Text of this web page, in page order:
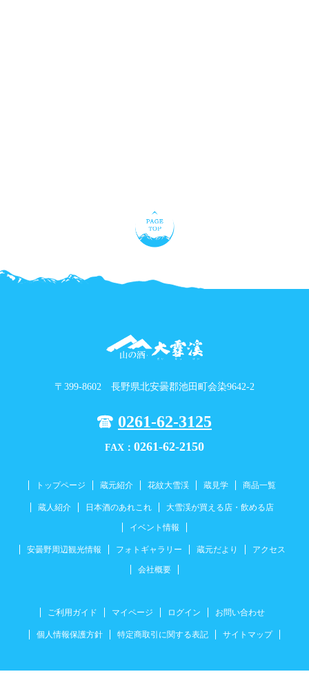
〒399-8602 長野県北安曇郡池田町会染9642-2
0261-62-3125
FAX： 0261-62-2150
トップページ 蔵元紹介 花紋大雪渓 蔵見学 商品一覧
蔵人紹介 日本酒のあれこれ 大雪渓が買える店・飲める店
イベント情報
安曇野周辺観光情報 フォトギャラリー 蔵元だより アクセス
会社概要
ご利用ガイド マイページ ログイン お問い合わせ
個人情報保護方針 特定商取引に関する表記 サイトマップ